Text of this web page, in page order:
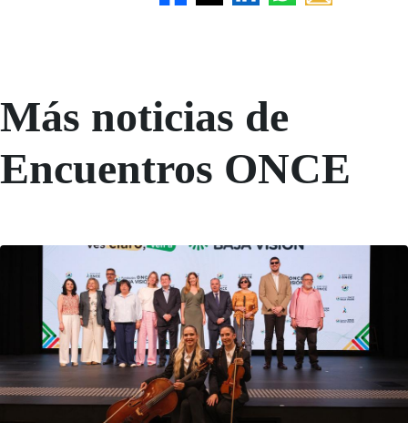
Más noticias de
Encuentros ONCE